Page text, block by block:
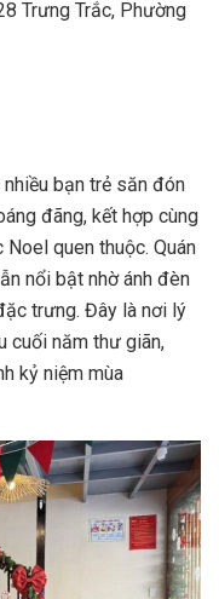
Trưng Trắc, Phường
bạn trẻ săn đón
đãng, kết hợp cùng
quen thuộc. Quán
nổi bật nhờ ánh đèn
trưng. Đây là nơi lý
cuối năm thư giãn,
kỷ niệm mùa